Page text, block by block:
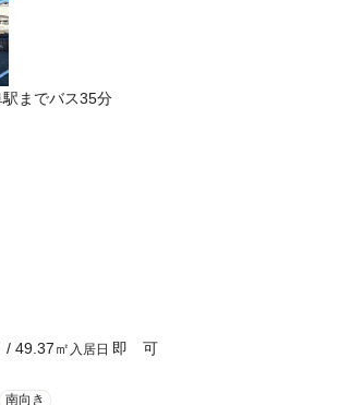
までバス35分
/ 49.37㎡ 入居日 即 可
南向き